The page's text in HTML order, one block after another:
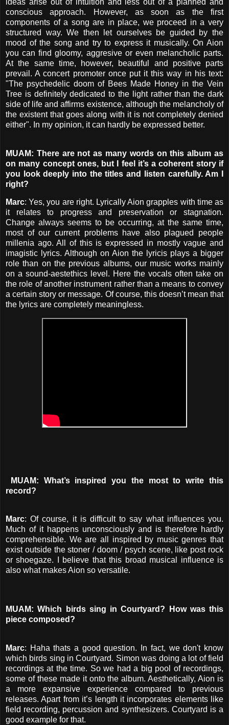
conscious approach. However, as soon as the first
components of a song are in place, we proceed in a very
structured way. We then let ourselves be guided by the
mood of the song and try to express it musically. On Aion
you can find gloomy, aggresive or even melancholic parts.
At the same time, however, beautiful and positive parts
prevail. A concert promoter once put it this way in his text:
"The psychedelic doom of Bees Made Honey in the Vein
Tree is definitely dedicated to the light rather than the dark
side of life and affirms existence, although the melancholy of
the existent that goes along with it is not completely denied
either". In my opinion, it can hardly be expressed better.
MUAM: There are not as many words on this album as
on many concept ones, but I feel it’s a coherent story if
you look deeply into the titles and listen carefully. Am I
right?
Marc: Yes, you are right. Lyrically Aion grapples with time as
it relates to progress and preservation or stagnation.
Change always seems to be occurring, at the same time,
most of our current problems have also plagued people
millenia ago. All of this is expressed in mostly vague and
imagistic lyrics. Although on Aion the lyricis plays a bigger
role than on the previous albums, our music works mainly
on a sound-aestethics level. Here the vocals often take on
the role of another instrument rather than a means to convey
a certain story or message. Of course, this doesn’t mean that
the lyrics are completely meaningless.
MUAM: What’s inspired you the most to write this
record?
Marc: Of course, it is difficult to say what influences you.
Much of it happens unconsciously and is therefore hardly
comprehensible. We are all inspired by music genres that
exist outside the stoner / doom / psych scene, like post rock
or shoegaze. I believe that this broad musical influence is
also what makes Aion so versatile.
MUAM: Which birds sing in Courtyard? How was this
piece composed?
Marc: Haha thats a good question. In fact, we don't know
which birds sing in Courtyard. Simon was doing a lot of field
recordings at the time. So we had a big pool of recordings,
some of these made it onto the album. Aesthetically, Aion is
a more expansive experience compared to previous
releases. Apart from it’s length it incorporates elements like
field recording, percussion and synthesizers. Courtyard is a
good example for that.